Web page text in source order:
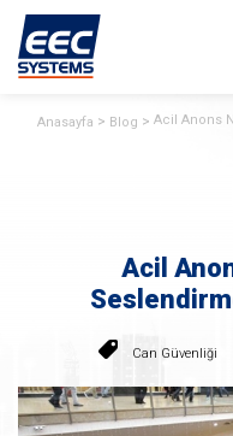
Anasayfa Blog Acil Anons
Acil
Can Güvenliği